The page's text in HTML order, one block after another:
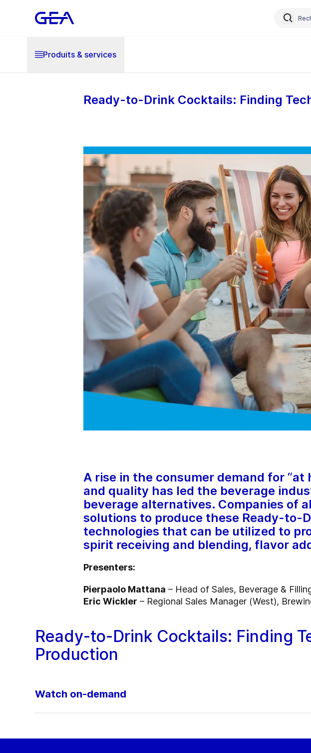
Produits & services
Ready-to-Drink Cocktails: Finding
A rise in the consumer demand for
and quality has led the beverage
beverage alternatives. Companies of
solutions to produce these Ready-to-
technologies that can be utilized to
spirit receiving and blending, flavor
Presenters:
Pierpaolo Mattana – Head of Sales, Beverage &
Eric Wickler – Regional Sales Manager (West),
Ready-to-Drink Cocktails: Finding
Production
Watch on-demand